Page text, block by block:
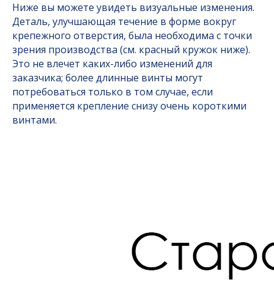
Ниже вы можете увидеть визуальные изменения.
Деталь, улучшающая течение в форме вокруг
крепежного отверстия, была необходима с точки
зрения производства (см. красный кружок ниже).
Это не влечет каких-либо изменений для
заказчика; более длинные винты могут
потребоваться только в том случае, если
применяется крепление снизу очень короткими
винтами.